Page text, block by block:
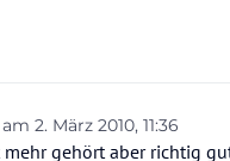
2. März 2010, 11:36
von
gehört aber richtig